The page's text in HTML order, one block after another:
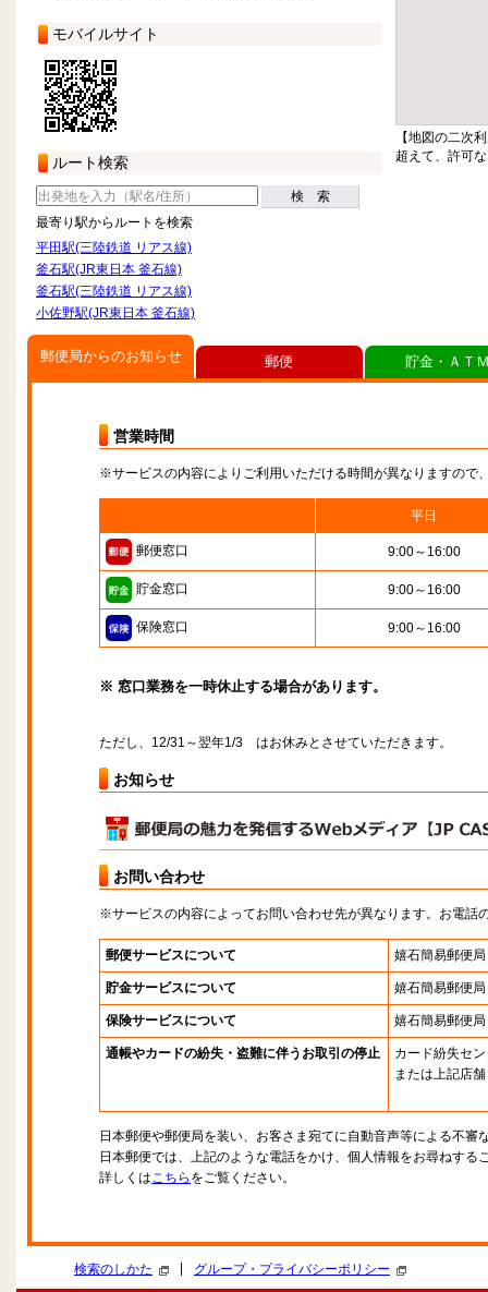
モバイルサイト
ルート検索
検 索
最寄り駅からルートを検索
平田駅(三陸鉄道 リアス線)
釜石駅(JR東日本 釜石線)
釜石駅(三陸鉄道 リアス線)
小佐野駅(JR東日本 釜石線)
【地図の二次
超えて、許可
郵便局からのお知らせ
営業時間
※サービスの内容によりご利用いただける時間が異なりますので
平日
郵便窓口 9:00～16:00
貯金窓口 9:00～16:00
保険窓口 9:00～16:00
※ 窓口業務を一時休止する場合があります。
ただし、12/31～翌年1/3 はお休みとさせていただきます。
お知らせ
お問い合わせ
※サービスの内容によってお問い合わせ先が異なります。お電話
郵便サービスについて 嬉石簡易郵便局
貯金サービスについて 嬉石簡易郵便局
保険サービスについて 嬉石簡易郵便局
通帳やカードの紛失・盗難に伴うお取引の停止
カード紛失セ
または上記店舗
日本郵便や郵便局を装い、お客さま宛てに自動音声等による不審
日本郵便では、上記のような電話をかけ、個人情報をお尋ねする
詳しくはこちら をご覧ください。
郵便 貯金・ＡＴ
検索のしかた グループ・プライバシーポリシー